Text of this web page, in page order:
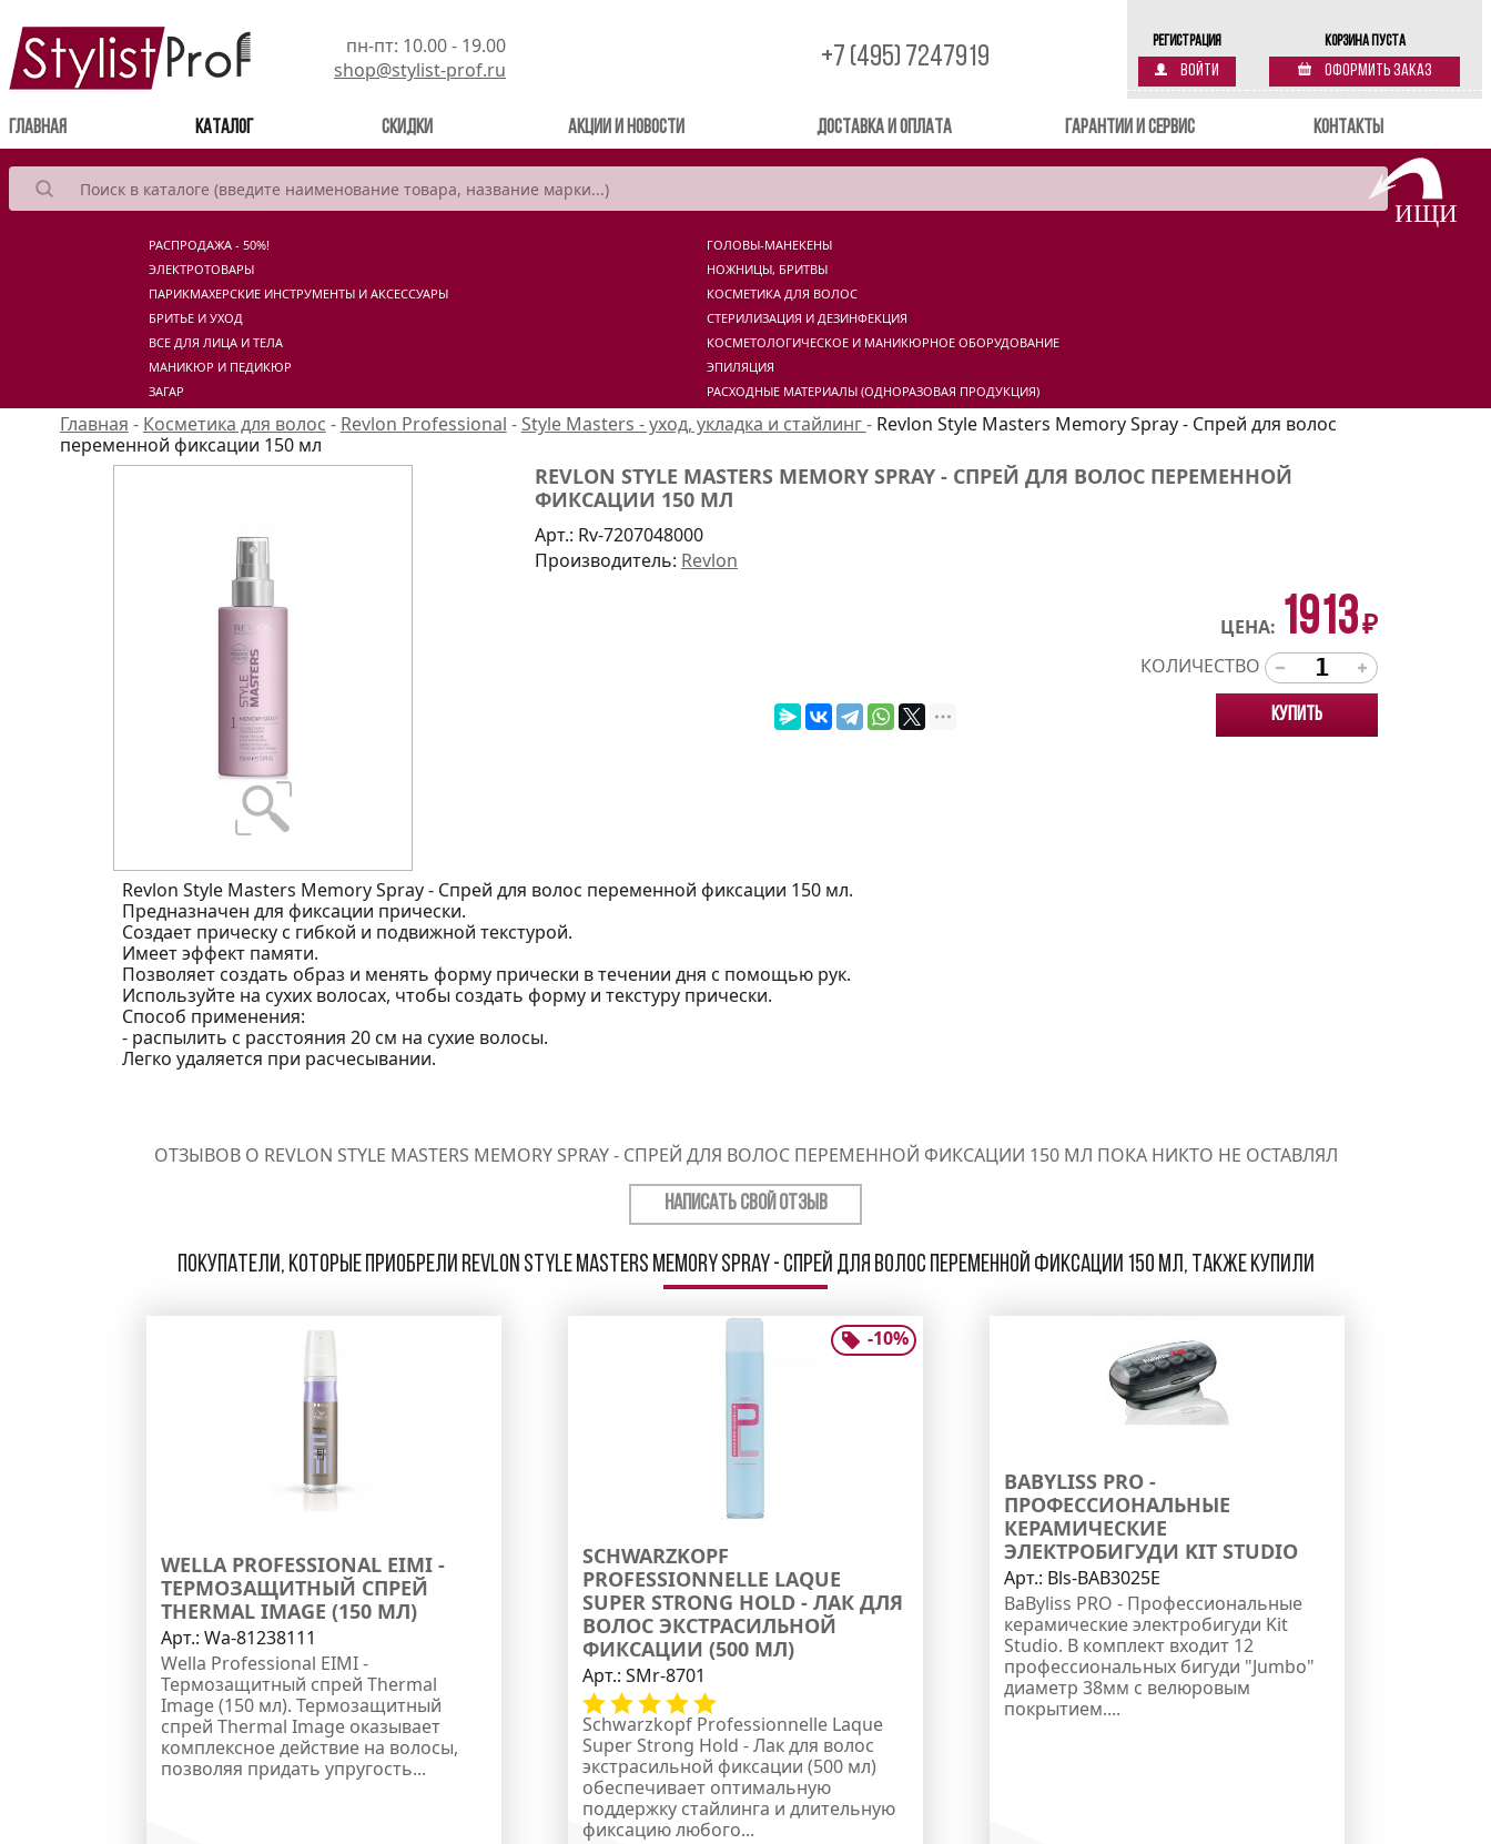
Регистрация
Войти
Корзина пуста
Оформить заказ
пн-пт: 10.00 - 19.00
shop@stylist-prof.ru
+7 (495) 7247919
Главная Каталог Скидки Акции и новости Доставка и оплата Гарантии и сервис Контакты
РАСПРОДАЖА - 50%!
ГОЛОВЫ-МАНЕКЕНЫ
ЭЛЕКТРОТОВАРЫ
НОЖНИЦЫ, БРИТВЫ
ПАРИКМАХЕРСКИЕ ИНСТРУМЕНТЫ И АКСЕССУАРЫ
КОСМЕТИКА ДЛЯ ВОЛОС
БРИТЬЕ И УХОД
СТЕРИЛИЗАЦИЯ И ДЕЗИНФЕКЦИЯ
ВСЕ ДЛЯ ЛИЦА И ТЕЛА
КОСМЕТОЛОГИЧЕСКОЕ И МАНИКЮРНОЕ ОБОРУДОВАНИЕ
МАНИКЮР И ПЕДИКЮР
ЭПИЛЯЦИЯ
ЗАГАР
РАСХОДНЫЕ МАТЕРИАЛЫ (ОДНОРАЗОВАЯ ПРОДУКЦИЯ)
Главная - Косметика для волос - Revlon Professional -Style Masters - уход, укладка и стайлинг- Revlon Style Masters Memory Spray - Спрей для волос
переменной фиксации 150 мл
REVLON STYLE MASTERS MEMORY SPRAY - СПРЕЙ ДЛЯ ВОЛОС ПЕРЕМЕННОЙ
ФИКСАЦИИ 150 МЛ
Арт.: Rv-7207048000
Производитель: Revlon
ЦЕНА: 1913₽
КОЛИЧЕСТВО
Купить
Revlon Style Masters Memory Spray - Спрей для волос переменной фиксации 150 мл.
Предназначен для фиксации прически.
Создает прическу с гибкой и подвижной текстурой.
Имеет эффект памяти.
Позволяет создать образ и менять форму прически в течении дня с помощью рук.
Используйте на сухих волосах, чтобы создать форму и текстуру прически.
Способ применения:
- распылить с расстояния 20 см на сухие волосы.
Легко удаляется при расчесывании.
ОТЗЫВОВ О REVLON STYLE MASTERS MEMORY SPRAY - СПРЕЙ ДЛЯ ВОЛОС ПЕРЕМЕННОЙ ФИКСАЦИИ 150 МЛ ПОКА НИКТО НЕ ОСТАВЛЯЛ
НАПИСАТЬ СВОЙ ОТЗЫВ
Покупатели, которые приобрели Revlon Style Masters Memory Spray - Спрей для волос переменной фиксации 150 мл, также купили
WELLA PROFESSIONAL EIMI -
ТЕРМОЗАЩИТНЫЙ СПРЕЙ
THERMAL IMAGE (150 МЛ)
Арт.:Wa-81238111
Wella Professional EIMI -
Термозащитный спрей Thermal
Image (150 мл). Термозащитный
спрей Thermal Image оказывает
комплексное действие на волосы,
позволяя придать упругость...
-10%
SCHWARZKOPF
PROFESSIONNELLE LAQUE
SUPER STRONG HOLD - ЛАК ДЛЯ
ВОЛОС ЭКСТРАСИЛЬНОЙ
ФИКСАЦИИ (500 МЛ)
Арт.:SMr-8701
Schwarzkopf Professionnelle Laque
Super Strong Hold - Лак для волос
экстрасильной фиксации (500 мл)
обеспечивает оптимальную
поддержку стайлинга и длительную
фиксацию любого...
BABYLISS PRO -
ПРОФЕССИОНАЛЬНЫЕ
КЕРАМИЧЕСКИЕ
ЭЛЕКТРОБИГУДИ KIT STUDIO
Арт.: Bls-BAB3025E
BaByliss PRO - Профессиональные
керамические электробигуди Kit
Studio. В комплект входит 12
профессиональных бигуди "Jumbo"
диаметр 38мм с велюровым
покрытием....